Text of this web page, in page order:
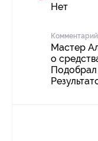
Нет
Комментарий
Мастер
о
Подобрал